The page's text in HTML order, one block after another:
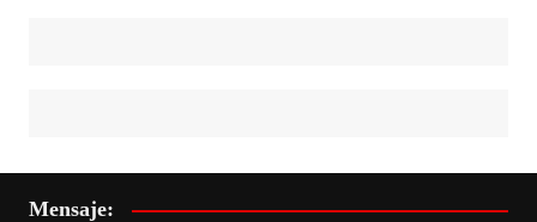
Mensaje: